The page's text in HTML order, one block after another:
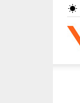
VIRA